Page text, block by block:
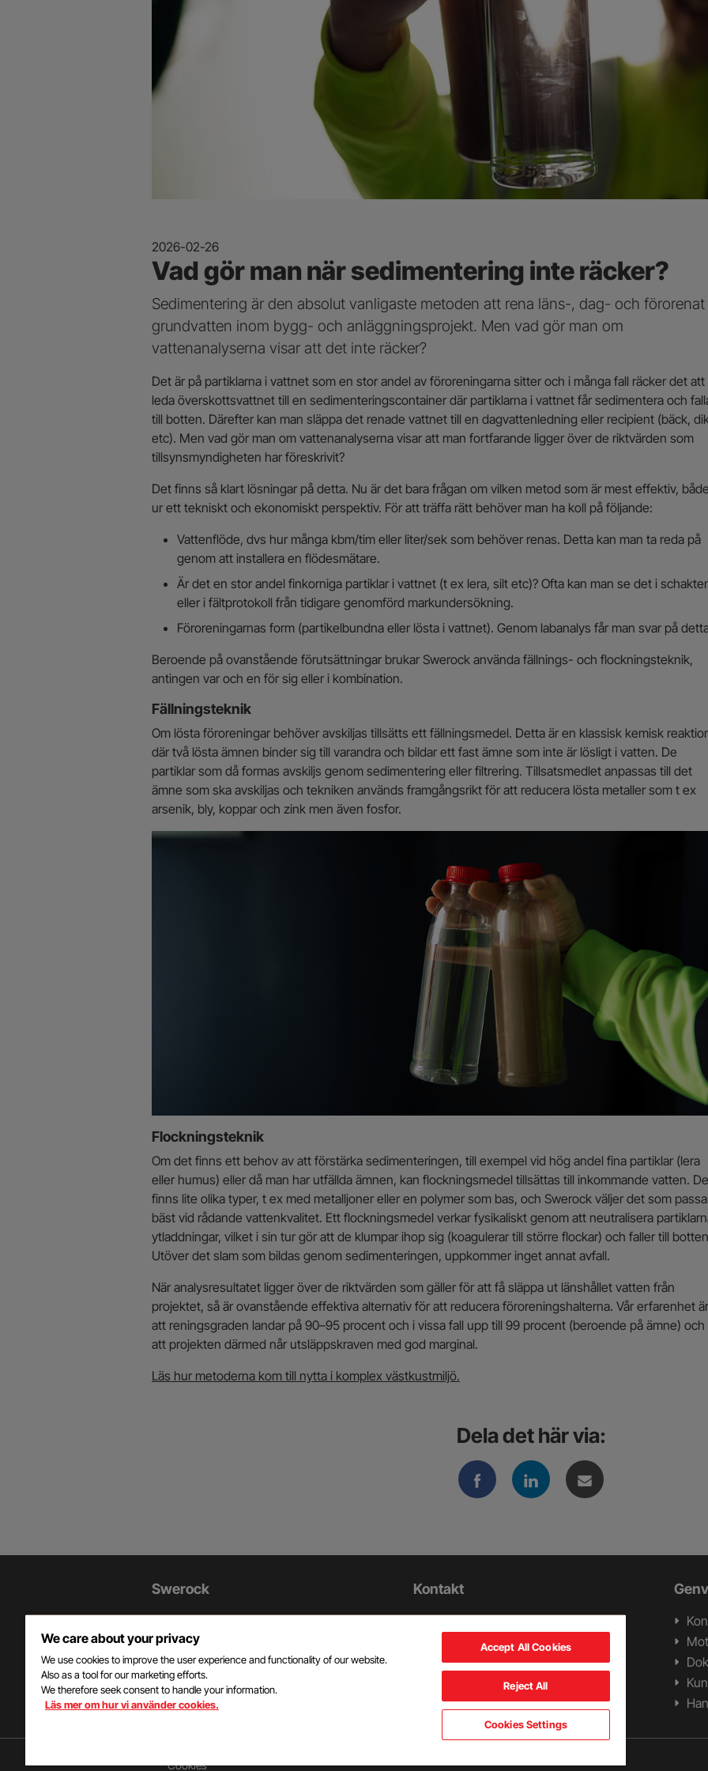
2026-02-26
Vad gör man när sedimentering inte räcker?
Sedimentering är den absolut vanligaste metoden att rena läns-, dag- och förorenat
grundvatten inom bygg- och anläggningsprojekt. Men vad gör man om
vattenanalyserna visar att det inte räcker?
Det är på partiklarna i vattnet som en stor andel av föroreningarna sitter och i många fall räcker det att
leda överskottsvattnet till en sedimenteringscontainer där partiklarna i vattnet får sedimentera och
till botten. Därefter kan man släppa det renade vattnet till en dagvattenledning eller recipient (bäck,
etc). Men vad gör man om vattenanalyserna visar att man fortfarande ligger över de riktvärden som
tillsynsmyndigheten har föreskrivit?
Det finns så klart lösningar på detta. Nu är det bara frågan om vilken metod som är mest effektiv,
ur ett tekniskt och ekonomiskt perspektiv. För att träffa rätt behöver man ha koll på följande:
Vattenflöde, dvs hur många kbm/tim eller liter/sek som behöver renas. Detta kan man ta reda på
genom att installera en flödesmätare.
Är det en stor andel finkorniga partiklar i vattnet (t ex lera, silt etc)? Ofta kan man se det i
eller i fältprotokoll från tidigare genomförd markundersökning.
Föroreningarnas form (partikelbundna eller lösta i vattnet). Genom labanalys får man svar på
Beroende på ovanstående förutsättningar brukar Swerock använda fällnings- och flockningsteknik,
antingen var och en för sig eller i kombination.
Fällningsteknik
Om lösta föroreningar behöver avskiljas tillsätts ett fällningsmedel. Detta är en klassisk kemisk
där två lösta ämnen binder sig till varandra och bildar ett fast ämne som inte är lösligt i vatten. De
partiklar som då formas avskiljs genom sedimentering eller filtrering. Tillsatsmedlet anpassas till det
ämne som ska avskiljas och tekniken används framgångsrikt för att reducera lösta metaller som t ex
arsenik, bly, koppar och zink men även fosfor.
Flockningsteknik
Om det finns ett behov av att förstärka sedimenteringen, till exempel vid hög andel fina partiklar (lera
eller humus) eller då man har utfällda ämnen, kan flockningsmedel tillsättas till inkommande vatten.
finns lite olika typer, t ex med metalljoner eller en polymer som bas, och Swerock väljer det som
bäst vid rådande vattenkvalitet. Ett flockningsmedel verkar fysikaliskt genom att neutralisera
ytladdningar, vilket i sin tur gör att de klumpar ihop sig (koagulerar till större flockar) och faller till
Utöver det slam som bildas genom sedimenteringen, uppkommer inget annat avfall.
När analysresultatet ligger över de riktvärden som gäller för att få släppa ut länshållet vatten från
projektet, så är ovanstående effektiva alternativ för att reducera föroreningshalterna. Vår erfarenhet är
att reningsgraden landar på 90–95 procent och i vissa fall upp till 99 procent (beroende på ämne) och
att projekten därmed når utsläppskraven med god marginal.
Läs hur metoderna kom till nytta i komplex västkustmiljö.
Dela det här via:
Ytterligare
information
och
kontaktuppgifter
Swerock
Swerock är en av Sveriges största
leverantörer av material och tjänster till
bygg- och anläggningsbranschen och
företaget ingår i Peabkoncernen.
Kontakt
Swerock AB
262 24 Ängelholm
Tel +46 431 44 96 30
Cookies
We care about your privacy
We use cookies to improve the user experience and functionality of our website.
Also as a tool for our marketing efforts.
We therefore seek consent to handle your information.
Läs mer om hur vi använder cookies.
Accept All Cookies
Reject All
Cookies Settings